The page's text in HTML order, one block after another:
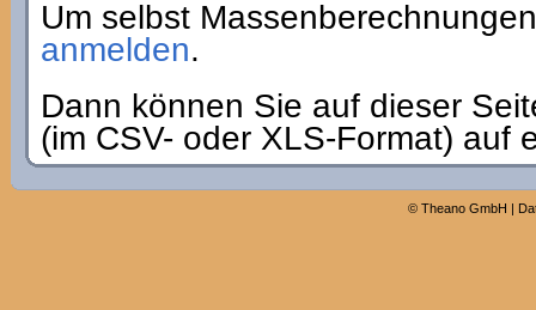
Um selbst
anmelden.
Dann können Sie auf dieser
(im CSV- oder XLS-Format) auf
© Theano GmbH |